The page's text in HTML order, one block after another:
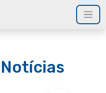
Notícias